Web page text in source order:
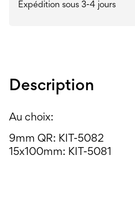
Expédition sous 3-4 jours
Description
Au choix:
9mm QR: KIT-5082
15x100mm: KIT-5081